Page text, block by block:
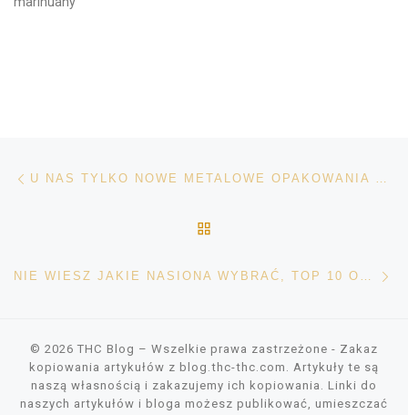
Nawigacja wpisu U NAS TYLKO NOWE METALOWE OPAKOWANIA DUTCH PASSION
NIE WIESZ JAKIE NASIONA WYBRAĆ, TOP 10 OUTDOOR
© 2026THC Blog – Wszelkie prawa zastrzeżone - Zakaz
kopiowania artykułów z blog.thc-thc.com. Artykuły te są
naszą własnością i zakazujemy ich kopiowania. Linki do
naszych artykułów i bloga możesz publikować, umieszczać